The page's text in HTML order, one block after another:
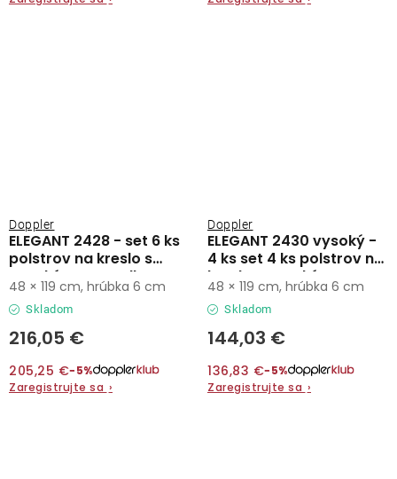
ELEGANT 2428 - set 6 ks
polstrov na kreslo s
vysokým operadlom
Doppler
Skladom
216,05 €
205,25 €−5%
Zaregistrujte sa ›
48 × 119 cm, hrúbka 6 cm
ELEGANT 2430 vysoký -
4 ks set 4 ks polstrov na
kreslo s vysokým
operadlom
Doppler
Skladom
144,03 €
136,83 €−5%
Zaregistrujte sa ›
48 × 119 cm, hrúbka 6 cm